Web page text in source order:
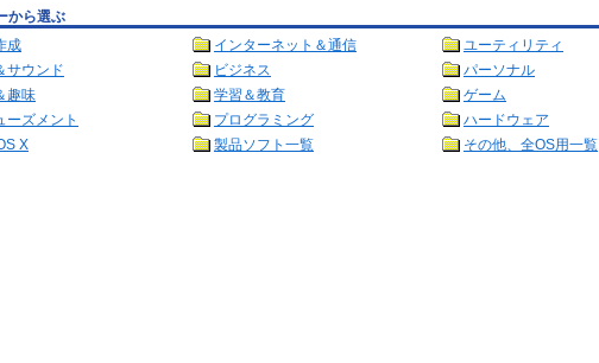
から選ぶ
成
インターネット＆通信
ユーティリティ
サウンド
ビジネス
パーソナル
趣味
学習＆教育
ゲーム
ーズメント
プログラミング
ハードウェア
X
製品ソフト一覧 その他、全OS用一覧